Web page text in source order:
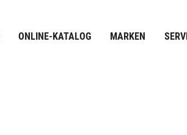
ONLINE-KATALOG MARKEN